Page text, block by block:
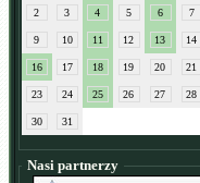
2 3 4 5 6 7
9 10 11 12 13 14
16 17 18 19 20 21
23 24 25 26 27 28
30 31
Nasi partnerzy